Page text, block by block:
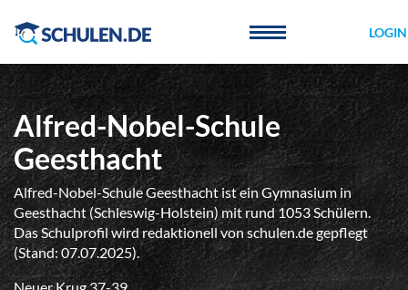
LOGIN
Alfred-Nobel-Schule
Geesthacht
Alfred-Nobel-Schule Geesthacht ist ein Gymnasium in
Geesthacht (Schleswig-Holstein) mit rund 1053 Schülern.
Das Schulprofil wird redaktionell von schulen.de gepflegt
(Stand: 07.07.2025).